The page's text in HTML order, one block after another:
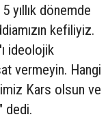
yıllık dönemde
kefiliyiz.
ideolojik
vermeyin. Hangi
Kars olsun ve
dedi.